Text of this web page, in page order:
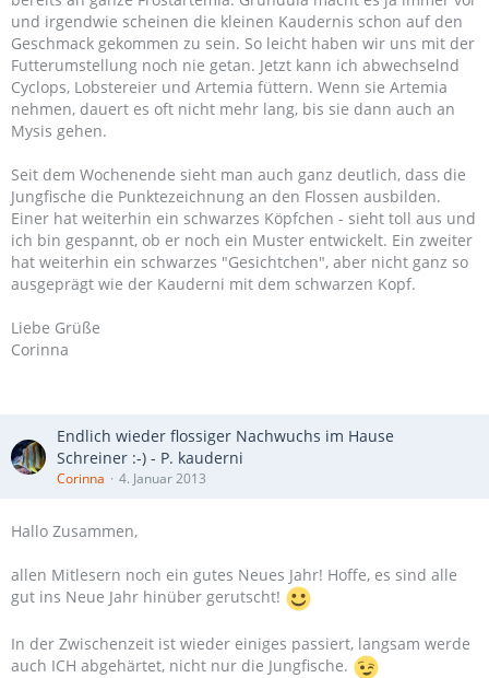
und irgendwie scheinen die kleinen Kaudernis schon auf den
Geschmack gekommen zu sein. So leicht haben wir uns mit der
Futterumstellung noch nie getan. Jetzt kann ich abwechselnd
Cyclops, Lobstereier und Artemia füttern. Wenn sie Artemia
nehmen, dauert es oft nicht mehr lang, bis sie dann auch an
Mysis gehen.
Seit dem Wochenende sieht man auch ganz deutlich, dass die
Jungfische die Punktezeichnung an den Flossen ausbilden.
Einer hat weiterhin ein schwarzes Köpfchen - sieht toll aus und
ich bin gespannt, ob er noch ein Muster entwickelt. Ein zweiter
hat weiterhin ein schwarzes "Gesichtchen", aber nicht ganz so
ausgeprägt wie der Kauderni mit dem schwarzen Kopf.
Liebe Grüße
Corinna
Endlich wieder flossiger Nachwuchs im Hause
Schreiner :-) - P. kauderni
Corinna 4. Januar 2013
Hallo Zusammen,
allen Mitlesern noch ein gutes Neues Jahr! Hoffe, es sind alle
gut ins Neue Jahr hinüber gerutscht!
In der Zwischenzeit ist wieder einiges passiert, langsam werde
auch ICH abgehärtet, nicht nur die Jungfische.